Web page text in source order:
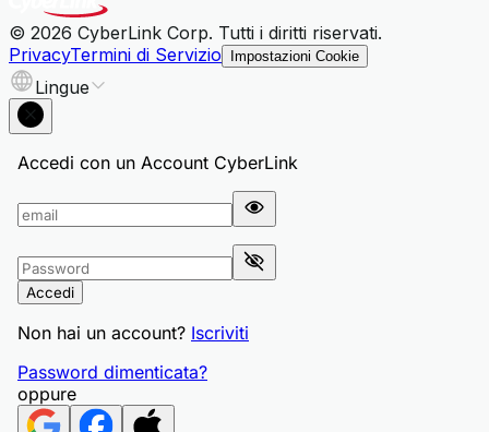
© 2026 CyberLink Corp. Tutti i diritti riservati.
PrivacyTermini di Servizio Impostazioni Cookie
Lingue